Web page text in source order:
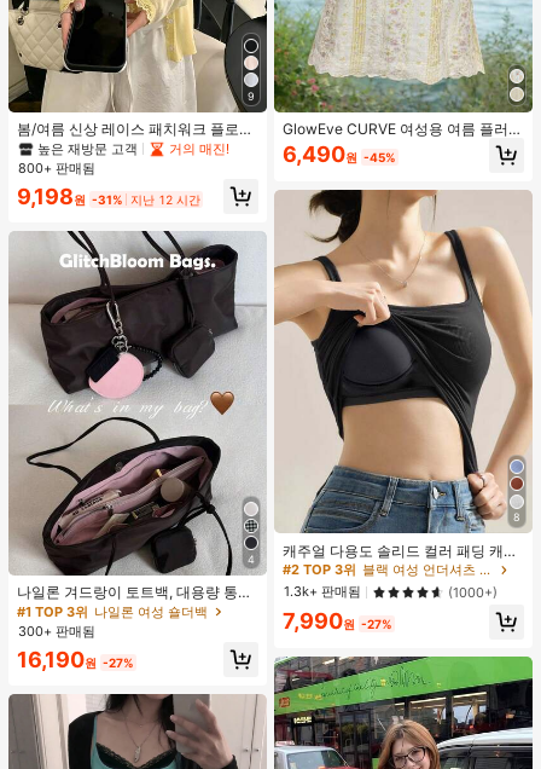
9
봄/여름 신상 레이스 패치워크 플로럴
트림 소프트 니트 가디건 경량 재킷 탑
여성용, 코티지코어 옐로우
높은 재방문 고객
거의 매진!
800+ 판매됨
9,198원 -31% 지난 12 시간
4
나일론 겨드랑이 토트백, 대용량 통근
숄더백, 작은 메이크업 백 포함, 펜던
트 미포함, 가벼운 일상 핸드백 (펜던
트 미포함)
#1 TOP 3위 나일론 여성 숄더백
300+ 판매됨
16,190원 -27%
GlowEve CURVE 여성용 여름 플러스
사이즈 우아한 니치 레이스 트림 루즈
캐주얼 디자인 캐미솔 탱크탑
6,490원 -45%
8
캐주얼 다용도 솔리드 컬러 패딩 캐미
솔
#2 TOP 3위
블랙 여성 언더셔츠 상의
1.3k+ 판매됨
(1000+)
7,990원 -27%